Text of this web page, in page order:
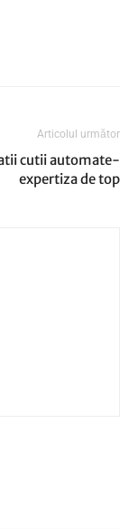
Articolul următor
cutii automate-
expertiza de top